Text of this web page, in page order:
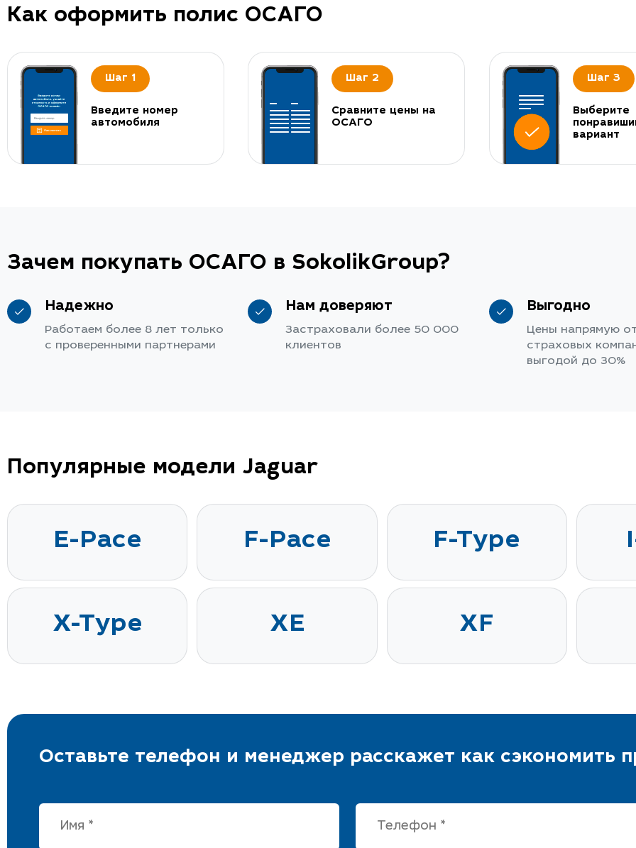
Как оформить полис ОСАГО
Шаг 1
Введите номер
автомобиля
Шаг 2
Сравните цены на
ОСАГО
Шаг 3
Выберите
вариант
Зачем покупать ОСАГО в SokolikGroup?
Надежно
Работаем более 8 лет только
с проверенными партнерами
Нам доверяют
Застраховали более 50 000
клиентов
Выгодно
Цены напрямую
страховых
выгодой до 30%
Популярные модели Jaguar
E-Pace F-Pace F-Type
X-Type XE XF
Оставьте телефон и менеджер расскажет как сэкономить